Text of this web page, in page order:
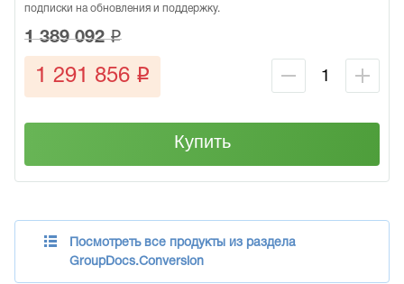
подписки на обновления и поддержку.
1 389 092q
1 291 856 q
Купить
Посмотреть все продукты из раздела
GroupDocs.Conversion